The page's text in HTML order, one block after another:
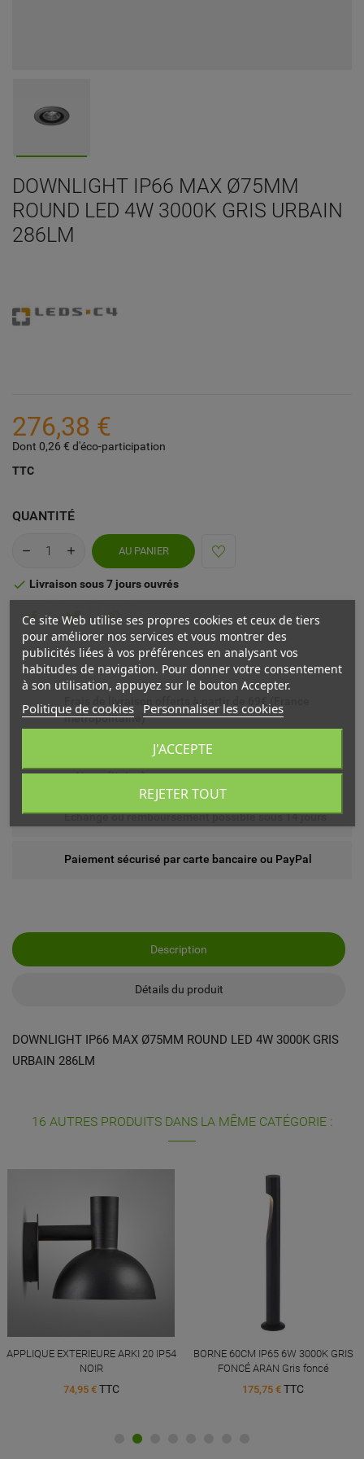
DOWNLIGHT IP66 MAX Ø75MM
ROUND LED 4W 3000K GRIS URBAIN
286LM
276,38 €
Dont 0,26 € d'éco-participation
TTC
QUANTITÉ
AU PANIER
 Livraison sous 7 jours ouvrés
Frais de livraison offerts à partir de 69€ (France
métropolitaine)
Livré chez vous ou en point relais (France
métropolitaine)
Echange ou remboursement possible sous 14 jours
Paiement sécurisé par carte bancaire ou PayPal
Description
Détails du produit
DOWNLIGHT IP66 MAX Ø75MM ROUND LED 4W 3000K GRIS
URBAIN 286LM
16 AUTRES PRODUITS DANS LA MÊME CATÉGORIE :
APPLIQUE EXTERIEURE ARKI 20 IP54
NOIR
74,95 € TTC
BORNE 60CM IP65 6W 3000K GRIS
FONCÉ ARAN Gris foncé
175,75 € TTC
Ce site Web utilise ses propres cookies et ceux de tiers
pour améliorer nos services et vous montrer des
publicités liées à vos préférences en analysant vos
habitudes de navigation. Pour donner votre consentement
à son utilisation, appuyez sur le bouton Accepter.
Politique de cookies Personnaliser les cookies
REJETER TOUT
J'ACCEPTE